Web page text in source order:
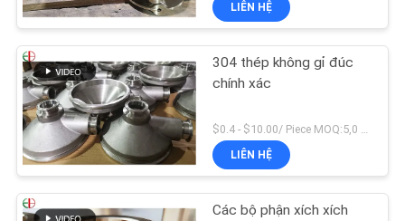
LIÊN HỆ
304 thép không gỉ đúc
chính xác
$0.4 - $10.00/ Piece MOQ:5,0 kg
LIÊN HỆ
Các bộ phận xích xích